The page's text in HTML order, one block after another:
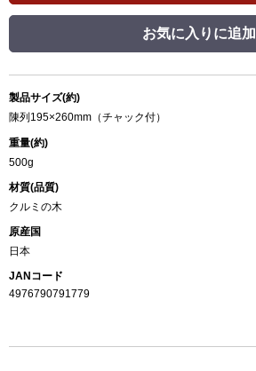
お気に入りに追加
製品サイズ(約)
陳列195×260mm（チャック付）
重量(約)
500g
材質(品質)
クルミの木
原産国
日本
JANコード
4976790791779